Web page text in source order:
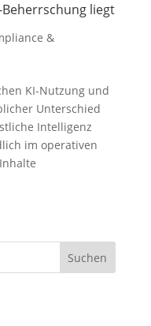
liegt
&
KI-Nutzung und
Unterschied
Intelligenz
im operativen
Suchen